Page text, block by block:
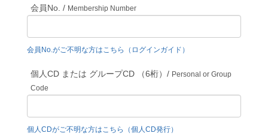
会員No. / Membership Number
会員No.がご不明な方はこちら（ログインガイド）
個人CD または グループCD （6桁）/ Personal or Group
Code
個人CDがご不明な方はこちら（個人CD発行）